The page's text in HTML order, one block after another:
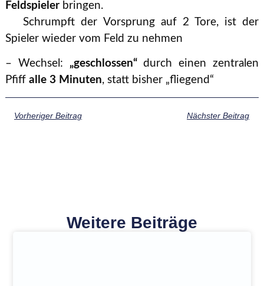
Feldspielerbringen.
Schrumpft der Vorsprung auf 2 Tore, ist der
Spieler wieder vom Feld zu nehmen
– Wechsel: „geschlossen“durch einen zentralen
Pfiff alle 3 Minuten, statt bisher „fliegend“
Vorheriger Beitrag Nächster Beitrag
Weitere Beiträge